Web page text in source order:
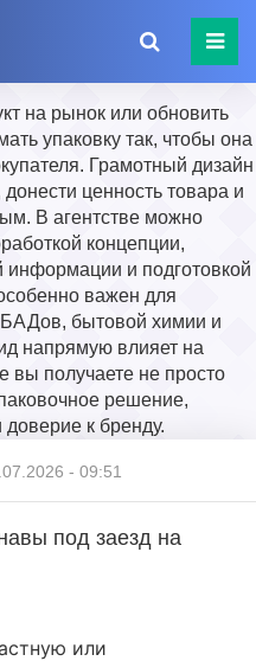
на рынок или обновить
упаковку так, чтобы она
Грамотный дизайн
ценность товара и
В агентстве можно
концепции,
информации и подготовкой
важен для
БАДов, бытовой химии и
напрямую влияет на
вы получаете не просто
решение,
к бренду.
- 09:51
под заезд на
или